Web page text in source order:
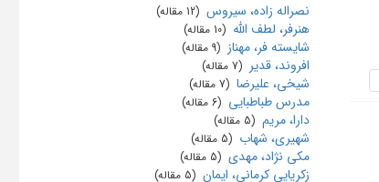
نصراله زاده، سیروس ‏ (12 مقاله)
هنرفر، لطف الله ‏ (10 مقاله)
شایسته فر، مهناز ‏ (9 مقاله)
افروند، قدیر ‏ (7 مقاله)
شیخی، علیرضا ‏ (7 مقاله)
مدرس طباطبایی ‏ (6 مقاله)
دارا، مریم ‏ (5 مقاله)
شهیری، شهاب ‏ (5 مقاله)
مکی نژاد، مهدی ‏ (5 مقاله)
زکریایی کرمانی، ایمان ‏ (5 مقاله)